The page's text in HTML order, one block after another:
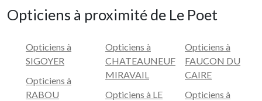
Opticiens à proximité de Le Poet
Opticiens à
SIGOYER
Opticiens à
RABOU
Opticiens à
CHATEAUNEUF
MIRAVAIL
Opticiens à LE
Opticiens à
FAUCON DU
CAIRE
Opticiens à